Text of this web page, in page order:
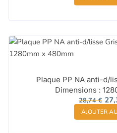
Plaque PP NA anti-d/
Dimensions :
28,74€ Le
prix
AJOUTER